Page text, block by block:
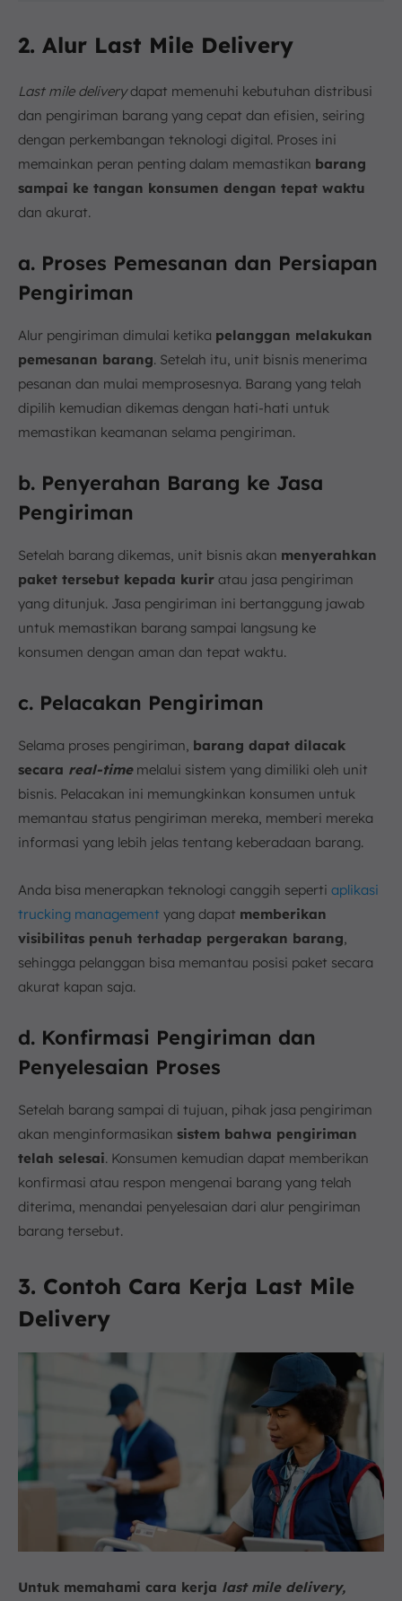
2. Alur Last Mile Delivery
Last mile deliverydapat memenuhi kebutuhan distribusi
dan pengiriman barang yang cepat dan efisien, seiring
dengan perkembangan teknologi digital. Proses ini
memainkan peran penting dalam memastikan barang
sampai ke tangan konsumen dengan tepat waktu
dan akurat.
a. Proses Pemesanan dan Persiapan
Pengiriman
Alur pengiriman dimulai ketika pelanggan melakukan
pemesanan barang. Setelah itu, unit bisnis menerima
pesanan dan mulai memprosesnya. Barang yang telah
dipilih kemudian dikemas dengan hati-hati untuk
memastikan keamanan selama pengiriman.
b. Penyerahan Barang ke Jasa
Pengiriman
Setelah barang dikemas, unit bisnis akan menyerahkan
paket tersebut kepada kurir atau jasa pengiriman
yang ditunjuk. Jasa pengiriman ini bertanggung jawab
untuk memastikan barang sampai langsung ke
konsumen dengan aman dan tepat waktu.
c. Pelacakan Pengiriman
Selama proses pengiriman, barang dapat dilacak
secara real-timemelalui sistem yang dimiliki oleh unit
bisnis. Pelacakan ini memungkinkan konsumen untuk
memantau status pengiriman mereka, memberi mereka
informasi yang lebih jelas tentang keberadaan barang.
Anda bisa menerapkan teknologi canggih seperti aplikasi
trucking management yang dapat memberikan
visibilitas penuh terhadap pergerakan barang,
sehingga pelanggan bisa memantau posisi paket secara
akurat kapan saja.
d. Konfirmasi Pengiriman dan
Penyelesaian Proses
Setelah barang sampai di tujuan, pihak jasa pengiriman
akan menginformasikan sistem bahwa pengiriman
telah selesai. Konsumen kemudian dapat memberikan
konfirmasi atau respon mengenai barang yang telah
diterima, menandai penyelesaian dari alur pengiriman
barang tersebut.
3. Contoh Cara Kerja Last Mile
Delivery
Untuk memahami cara kerja last mile delivery,